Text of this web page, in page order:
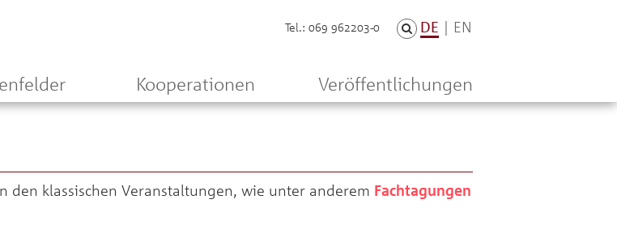
DE | EN
Tel.: 069 962203-0
Kooperationen Veröffentlichungen
den klassischen Veranstaltungen, wie unter anderem Fachtagungen